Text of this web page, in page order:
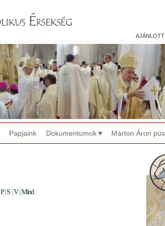
ajánlott
Papjaink Dokumentumok Márton Áron
P S V |Mind